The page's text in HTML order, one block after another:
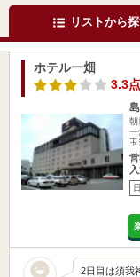
リストから
ホテル一畑
3.3点
朝
一
2日目は須我